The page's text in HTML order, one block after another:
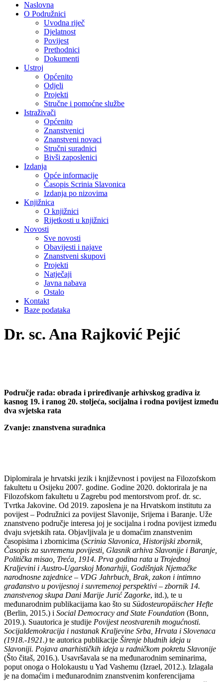
Naslovna
O Podružnici
Uvodna riječ
Djelatnost
Povijest
Prethodnici
Dokumenti
Ustroj
Općenito
Odjeli
Projekti
Stručne i pomoćne službe
Istraživači
Općenito
Znanstvenici
Znanstveni novaci
Stručni suradnici
Bivši zaposlenici
Izdanja
Opće informacije
Časopis Scrinia Slavonica
Izdanja po nizovima
Knjižnica
O knjižnici
Rijetkosti u knjižnici
Novosti
Sve novosti
Obavijesti i najave
Znanstveni skupovi
Projekti
Natječaji
Javna nabava
Ostalo
Kontakt
Baze podataka
Dr. sc. Ana Rajković Pejić
Područje rada: obrada i priređivanje arhivskog gradiva iz
kasnog 19. i ranog 20. stoljeća, socijalna i rodna povijest između
dva svjetska rata
Zvanje: znanstvena suradnica
Diplomirala je hrvatski jezik i književnost i povijest na Filozofskom
fakultetu u Osijeku 2007. godine. Godine 2020. doktorirala je na
Filozofskom fakultetu u Zagrebu pod mentorstvom prof. dr. sc.
Tvrtka Jakovine. Od 2019. zaposlena je na Hrvatskom institutu za
povijest – Podružnici za povijest Slavonije, Srijema i Baranje. Uže
znanstveno područje interesa joj je socijalna i rodna povijest između
dvaju svjetskih rata. Objavljivala je u domaćim znanstvenim
časopisima i zbornicima (Scrinia Slavonica, Historijski zbornik,
Časopis za suvremenu povijesti, Glasnik arhiva Slavonije i Baranje,
Politička misao, Treća, 1914. Prva godina rata u Trojednoj
Kraljevini i Austro-Ugarskoj Monarhiji, Godišnjak Njemačke
narodnosne zajednice – VDG Jahrbuch, Brak, zakon i intimno
građanstvo u povijesnoj i suvremenoj perspektivi – zbornik 14.
znanstvenog skupa Dani Marije Jurić Zagorke, itd.), te u
međunarodnim publikacijama kao što su Südosteuropäischer Hefte
(Berlin, 2015.) i Social Democracy and State Foundation (Bonn,
2019.). Suautorica je studije Povijest neostvarenih mogućnosti.
Socijaldemokracija i nastanak Kraljevine Srba, Hrvata i Slovenaca
(1918.-1921.) te autorica publikacije Širenje bludnih ideja u
Slavoniji. Pojava anarhističkih ideja u radničkom pokretu Slavonije
(Što čitaš, 2016.). Usavršavala se na međunarodnim seminarima,
poput onoga o Holokaustu u Yad Vashemu (Izrael, 2012.). Izlagala
je na domaćim i međunarodnim znanstvenim konferencijama